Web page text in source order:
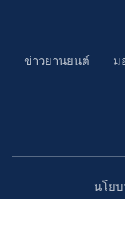
ข่าวยานยนต์ ม
นโยบ